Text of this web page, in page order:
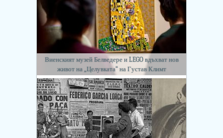
Виенският музей Белведере и LEGO вдъхват нов
живот на „Целувката“ на Густав Климт